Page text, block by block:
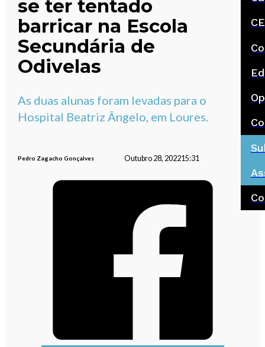
se ter tentado
barricar na Escola
Secundária de
Odivelas
As duas alunas foram levadas para o
Hospital Beatriz Ângelo, em Loures.
Pedro Zagacho Gonçalves Outubro 28, 202215:31